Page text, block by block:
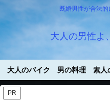
既婚男性が合法
大人の男性よ
大人のバイク 男の料理 素人
PR